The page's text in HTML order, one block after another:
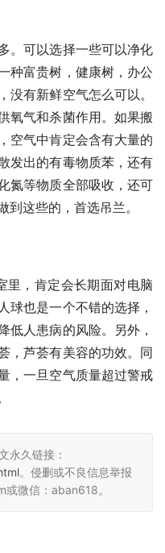
。可以选择一些可以净化
种富贵树，健康树，办公
没有新鲜空气怎么可以。
氧气和杀菌作用。如果搬
空气中肯定会含有大量的
发出的有毒物质苯，还有
氮等物质全部吸收，还可
这些的，首选吊兰。
里，肯定会长期面对电脑
球也是一个不错的选择，
低人患病的风险。另外，
，芦荟有美容的功效。同
，一旦空气质量超过警戒
永久链接：
。侵删或不良信息举报
微信：aban618。